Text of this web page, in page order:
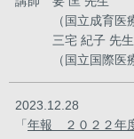
（国立成育医療研
三宅 紀子 先生
（国立国際医療研
2023.12.28
「 年報 ２０２２年